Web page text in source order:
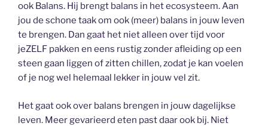
ook Balans. Hij brengt balans in het ecosysteem. Aan
jou de schone taak om ook (meer) balans in jouw leven
te brengen. Dan gaat het niet alleen over tijd voor
jeZELF pakken en eens rustig zonder afleiding op een
steen gaan liggen of zitten chillen, zodat je kan voelen
of je nog wel helemaal lekker in jouw vel zit.
Het gaat ook over balans brengen in jouw dagelijkse
leven. Meer gevarieerd eten past daar ook bij. Niet